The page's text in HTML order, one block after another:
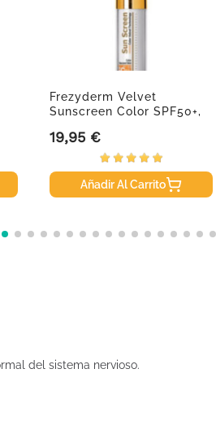
Frezyderm Velvet
Sunscreen Color SPF50+,
Precio
19,95 €
Añadir Al Carrito
del sistema nervioso.